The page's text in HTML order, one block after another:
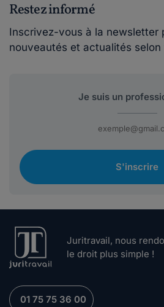
Restez informé
Inscrivez-vous à la newsletter
nouveautés et actualités
S'inscrire
Juritravail, nous
le droit plus simple !
01 75 75 36 00